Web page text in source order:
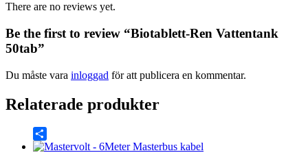
There are no reviews yet.
Be the first to review “Biotablett-Ren Vattentank
50tab”
Du måste vara inloggad för att publicera en kommentar.
Relaterade produkter
Share